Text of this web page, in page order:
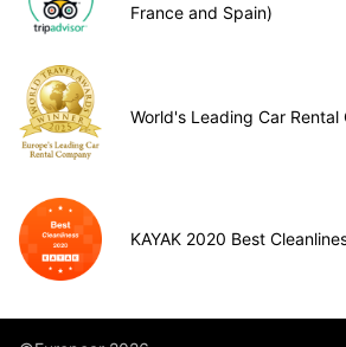
France and Spain)
World's Leading Car
KAYAK 2020 Best